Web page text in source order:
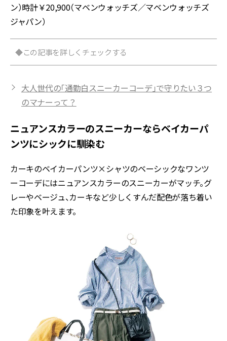
ン）時計￥20,900（マベンウォッチズ／マベンウォッチズ
ジャパン）
◆この記事を詳しくチェックする
大人世代の「通勤白スニーカーコーデ」で守りたい３つ
のマナーって？
ニュアンスカラーのスニーカーならベイカーパ
ンツにシックに馴染む
カーキのベイカーパンツ×シャツのベーシックなワンツ
ーコーデにはニュアンスカラーのスニーカーがマッチ。グ
レーやベージュ、カーキなど少しくすんだ配色が落ち着い
た印象を叶えます。